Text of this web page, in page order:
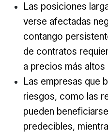
Las posiciones
verse afectadas
contango
de contratos
a precios más
Las empresas que
riesgos, como las
pueden
predecibles,